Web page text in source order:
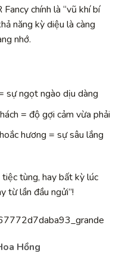
chính là “vũ khí bí
năng kỳ diệu là càng
nhớ.
sự ngọt ngào dịu dàng
= độ gợi cảm vừa phải
hương = sự sâu lắng
tùng, hay bất kỳ lúc
từ lần đầu ngửi”!
Hồng